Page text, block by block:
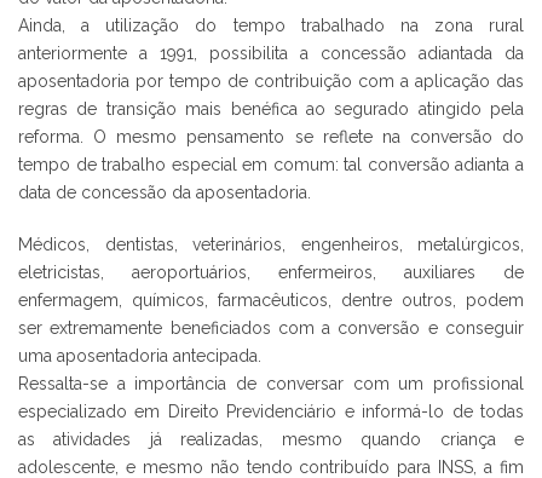
Ainda, a utilização do tempo trabalhado na zona rural
anteriormente a 1991, possibilita a concessão adiantada da
aposentadoria por tempo de contribuição com a aplicação das
regras de transição mais benéfica ao segurado atingido pela
reforma. O mesmo pensamento se reflete na conversão do
tempo de trabalho especial em comum: tal conversão adianta a
data de concessão da aposentadoria.
Médicos, dentistas, veterinários, engenheiros, metalúrgicos,
eletricistas, aeroportuários, enfermeiros, auxiliares de
enfermagem, químicos, farmacêuticos, dentre outros, podem
ser extremamente beneficiados com a conversão e conseguir
uma aposentadoria antecipada.
Ressalta-se a importância de conversar com um profissional
especializado em Direito Previdenciário e informá-lo de todas
as atividades já realizadas, mesmo quando criança e
adolescente, e mesmo não tendo contribuído para INSS, a fim